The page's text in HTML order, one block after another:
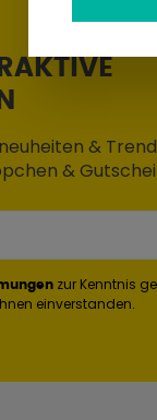
&
&
zur Kenntnis
einverstanden.